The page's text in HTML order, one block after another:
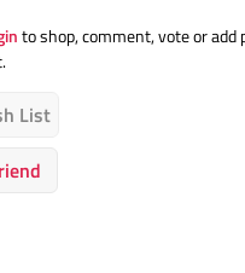
to shop, comment, vote or add
List